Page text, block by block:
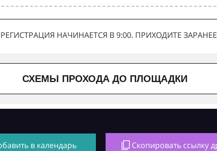
РЕГИСТРАЦИЯ НАЧИНАЕТСЯ В 9:00. ПРИХОДИТЕ ЗАРАНЕЕ
СХЕМЫ ПРОХОДА ДО ПЛОЩАДКИ
в календарь Скопировать ссылку